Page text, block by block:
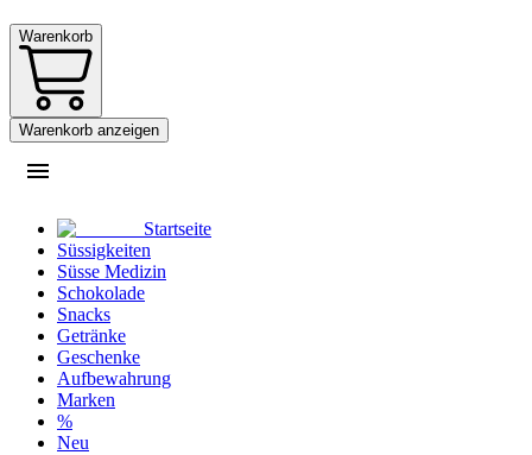
Warenkorb
Warenkorb anzeigen
Startseite
Süssigkeiten
Süsse Medizin
Schokolade
Snacks
Getränke
Geschenke
Aufbewahrung
Marken
%
Neu